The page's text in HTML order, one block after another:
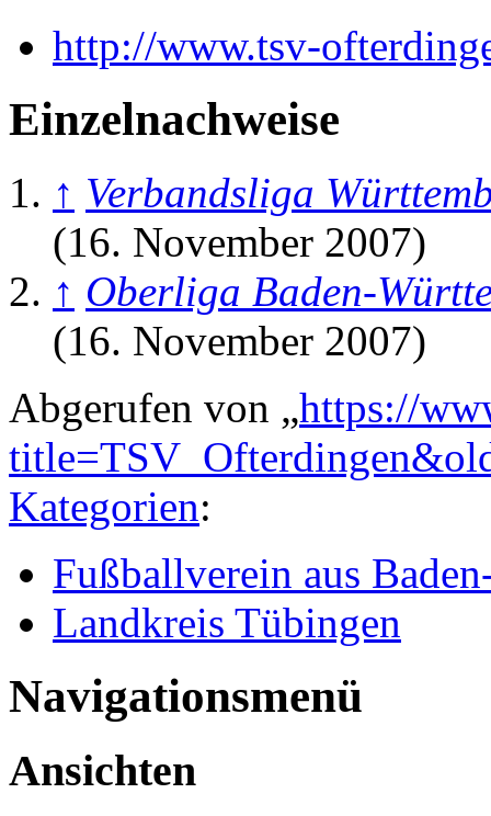
http://www.tsv-
Einzelnachweise
↑ Verbandsliga
(16. November 2007)
↑ Oberliga Baden-
(16. November 2007)
Abgerufen von „https://
Kategorien:
Fußballverein aus
Landkreis Tübingen
Navigationsmenü
Ansichten